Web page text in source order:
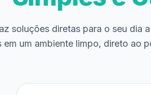
soluções diretas para o seu dia
em um ambiente limpo, direto ao